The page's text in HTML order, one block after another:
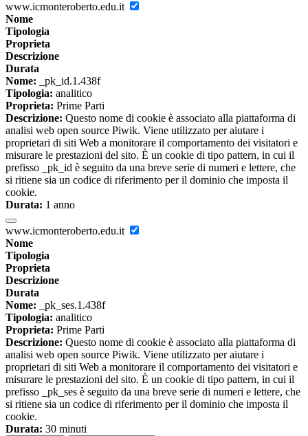
www.icmonteroberto.edu.it
Nome
Tipologia
Proprieta
Descrizione
Durata
Nome: _pk_id.1.438f
Tipologia: analitico
Proprieta: Prime Parti
Descrizione: Questo nome di cookie è associato alla piattaforma di
analisi web open source Piwik. Viene utilizzato per aiutare i
proprietari di siti Web a monitorare il comportamento dei visitatori e
misurare le prestazioni del sito. È un cookie di tipo pattern, in cui il
prefisso _pk_id è seguito da una breve serie di numeri e lettere, che
si ritiene sia un codice di riferimento per il dominio che imposta il
cookie.
Durata: 1 anno
www.icmonteroberto.edu.it
Nome
Tipologia
Proprieta
Descrizione
Durata
Nome: _pk_ses.1.438f
Tipologia: analitico
Proprieta: Prime Parti
Descrizione: Questo nome di cookie è associato alla piattaforma di
analisi web open source Piwik. Viene utilizzato per aiutare i
proprietari di siti Web a monitorare il comportamento dei visitatori e
misurare le prestazioni del sito. È un cookie di tipo pattern, in cui il
prefisso _pk_ses è seguito da una breve serie di numeri e lettere, che
si ritiene sia un codice di riferimento per il dominio che imposta il
cookie.
Durata: 30 minuti